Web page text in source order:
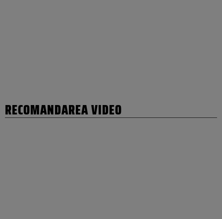
RECOMANDAREA VIDEO